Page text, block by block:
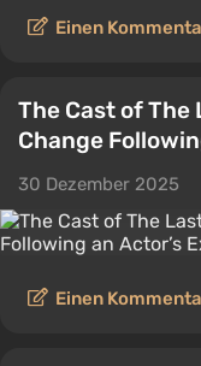
Einen
The Cast of The
Change
30 Dezember 2025
Einen